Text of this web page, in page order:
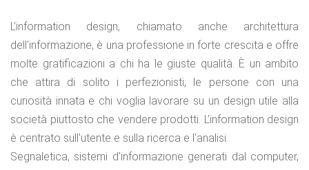
L’information design, chiamato anche architettura
dell'informazione, è una professione in forte crescita e offre
molte gratificazioni a chi ha le giuste qualità. È un ambito
che attira di solito i perfezionisti, le persone con una
curiosità innata e chi voglia lavorare su un design utile alla
società piuttosto che vendere prodotti. L’information design
è centrato sull'utente e sulla ricerca e l'analisi.
Segnaletica, sistemi d'informazione generati dal computer,